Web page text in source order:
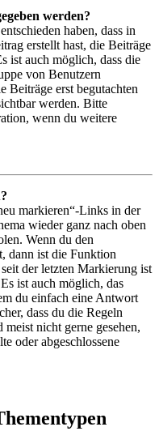
werden?
haben, dass in
erstellt hast, die Beiträge
ist auch möglich, dass die
von Benutzern
Beiträge erst begutachten
werden. Bitte
wenn du weitere
markieren“-Links in der
wieder ganz nach oben
Wenn du den
dann ist die Funktion
der letzten Markierung ist
ist auch möglich, das
du einfach eine Antwort
dass du die Regeln
nicht gerne gesehen,
oder abgeschlossene